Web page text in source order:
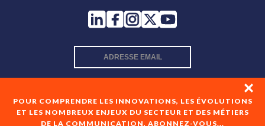
POUR COMPRENDRE LES INNOVATIONS, LES ÉVOLUTIONS
ET LES NOMBREUX ENJEUX DU SECTEUR ET DES MÉTIERS
DE LA COMMUNICATION, ABONNEZ-VOUS...
En cochant cette case, je consens à recevoir les newsletters